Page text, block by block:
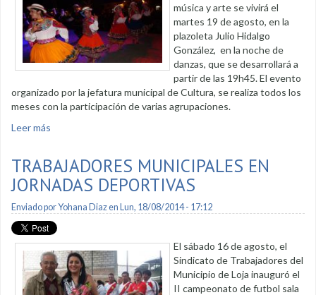
música y arte se vivirá el
martes 19 de agosto, en la
plazoleta Julio Hidalgo
González, en la noche de
danzas, que se desarrollará a
partir de las 19h45. El evento
organizado por la jefatura municipal de Cultura, se realiza todos los
meses con la participación de varias agrupaciones.
Leer más
TRABAJADORES MUNICIPALES EN
JORNADAS DEPORTIVAS
Enviado porYohana Diazen Lun, 18/08/2014 - 17:12
El sábado 16 de agosto, el
Sindicato de Trabajadores del
Municipio de Loja inauguró el
II campeonato de futbol sala